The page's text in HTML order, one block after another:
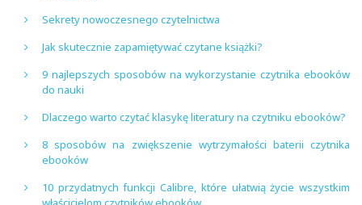
Sekrety nowoczesnego czytelnictwa
Jak skutecznie zapamiętywać czytane książki?
9 najlepszych sposobów na wykorzystanie czytnika ebooków
do nauki
Dlaczego warto czytać klasykę literatury na czytniku ebooków?
8 sposobów na zwiększenie wytrzymałości baterii czytnika
ebooków
10 przydatnych funkcji Calibre, które ułatwią życie wszystkim